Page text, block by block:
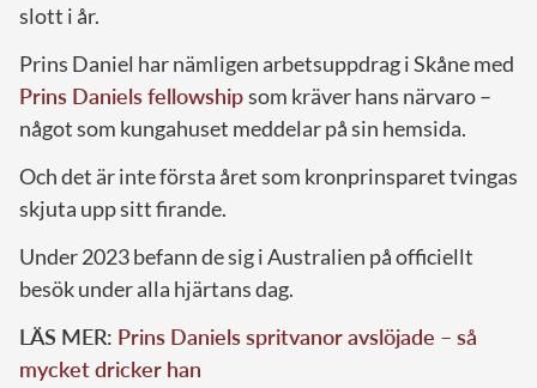
slott i år.
Prins Daniel har nämligen arbetsuppdrag i Skåne med
Prins Daniels fellowshipsom kräver hans närvaro –
något som kungahuset meddelar på sin hemsida.
Och det är inte första året som kronprinsparet tvingas
skjuta upp sitt firande.
Under 2023 befann de sig i Australien på officiellt
besök under alla hjärtans dag.
LÄS MER: Prins Daniels spritvanor avslöjade – så
mycket dricker han